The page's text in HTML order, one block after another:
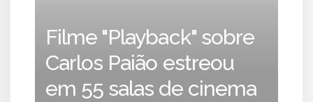
Filme "Playback" sobre
Carlos Paião estreou
em 55 salas de cinema